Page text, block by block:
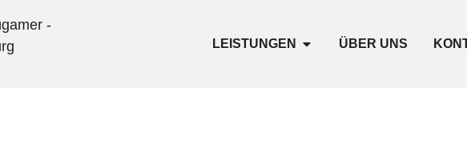
LEISTUNGEN ÜBER UNS